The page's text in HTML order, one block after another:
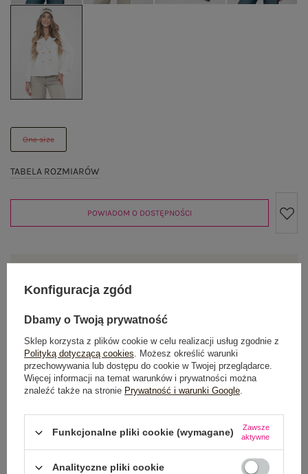
One size
TABELA ROZMIARÓW
POWIADOM O DOSTĘPNOŚCI
GŁÓWNE PARAMETRY
OPINIE O PRODUKCIE (3)
WYSYŁKA I DOSTAWA
ZWROTY I REKLAMACJE
Konfiguracja zgód
Dbamy o Twoją prywatność
Sklep korzysta z plików cookie w celu realizacji usług zgodnie z
Polityką dotyczącą cookies. Możesz określić warunki
przechowywania lub dostępu do cookie w Twojej przeglądarce.
Więcej informacji na temat warunków i prywatności można
znaleźć także na stronie Prywatność i warunki Google.
Funkcjonalne pliki cookie (wymagane)
Zawsze
aktywne
Analityczne pliki cookie